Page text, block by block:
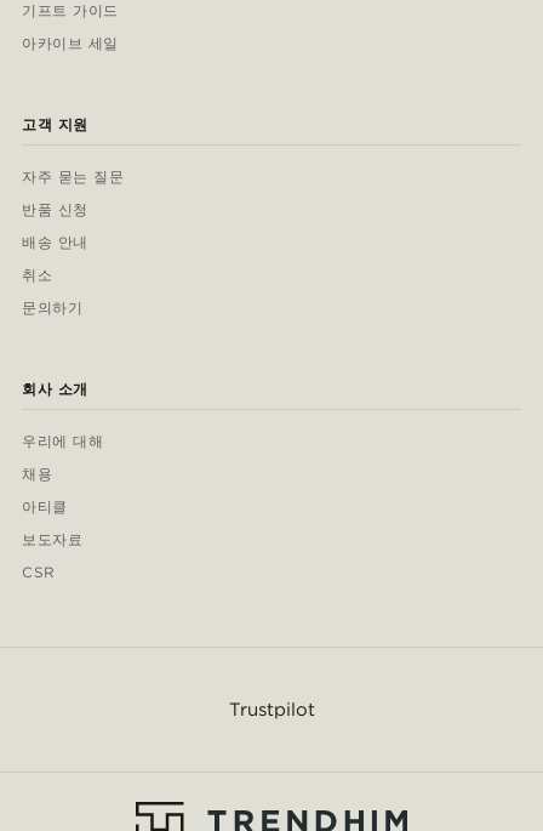
기프트 가이드
아카이브 세일
고객 지원
자주 묻는 질문
반품 신청
배송 안내
취소
문의하기
회사 소개
우리에 대해
채용
아티클
보도자료
CSR
Trustpilot